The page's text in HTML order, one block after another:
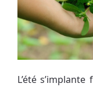
L’été